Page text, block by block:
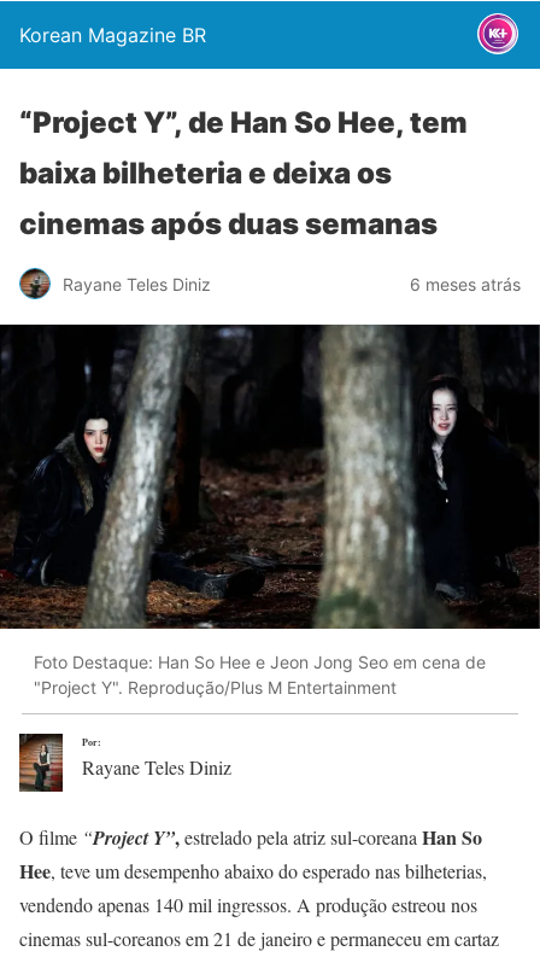
Korean Magazine BR
“Project Y”, de Han So Hee, tem
baixa bilheteria e deixa os
cinemas após duas semanas
Rayane Teles Diniz 6 meses atrás
Foto Destaque: Han So Hee e Jeon Jong Seo em cena de
"Project Y". Reprodução/Plus M Entertainment
Por:
Rayane Teles Diniz
O filme “Project Y”,estrelado pela atriz sul-coreana Han So
Hee, teve um desempenho abaixo do esperado nas bilheterias,
vendendo apenas 140 mil ingressos. A produção estreou nos
cinemas sul-coreanos em 21 de janeiro e permaneceu em cartaz